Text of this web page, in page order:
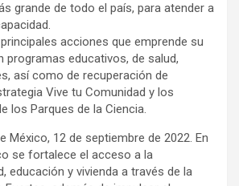
grande de todo el país, para atender a
acciones que emprende su
programas educativos, de salud,
así como de recuperación de
Vive tu Comunidad y los
los Parques de la Ciencia.
México, 12 de septiembre de 2022. En
se fortalece el acceso a la
educación y vivienda a través de la